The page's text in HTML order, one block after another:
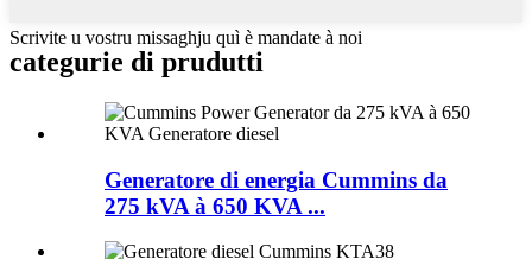
Scrivite u vostru missaghju quì è mandate à noi
categurie di prudutti
Generatore di energia Cummins da
275 kVA à 650 KVA ...